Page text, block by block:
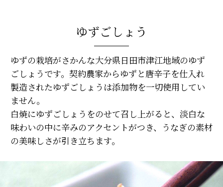
ゆずごしょう
ゆずの栽培がさかんな大分県日田市津江地域のゆず
ごしょうです。契約農家からゆずと唐辛子を仕入れ
製造されたゆずごしょうは添加物を一切使用してい
ません。
白焼にゆずごしょうをのせて召し上がると、淡白な
味わいの中に辛みのアクセントがつき、うなぎの素材
の美味しさが引き立ちます。